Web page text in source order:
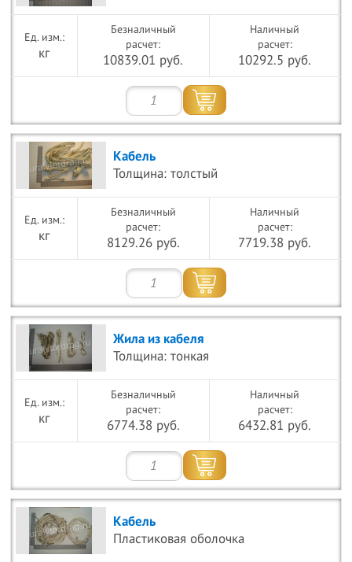
кг
Безналичный
расчет:
10839.01 руб.
Наличный
расчет:
10292.5 руб.
Кабель
Толщина: толстый
кг
Безналичный
расчет:
8129.26 руб.
Наличный
расчет:
7719.38 руб.
Жила из кабеля
Толщина: тонкая
кг
Безналичный
расчет:
6774.38 руб.
Наличный
расчет:
6432.81 руб.
Кабель
Пластиковая оболочка